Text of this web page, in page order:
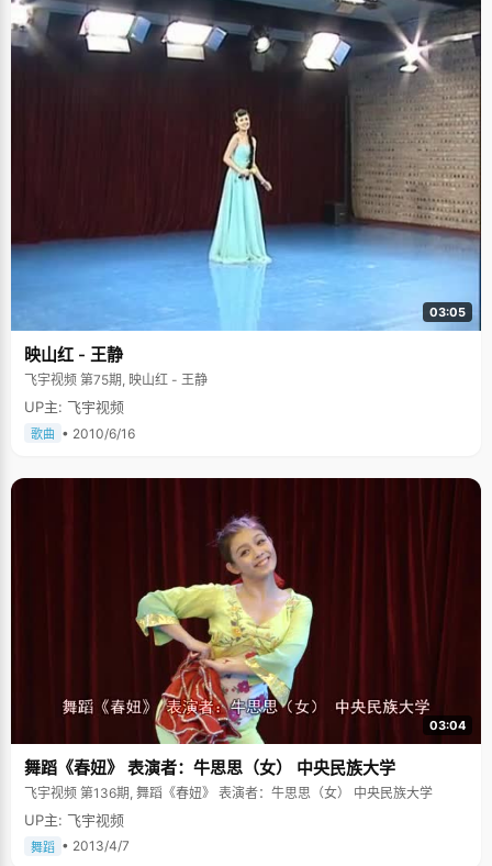
03:05
映山红 - 王静
飞宇视频 第75期, 映山红 - 王静
UP主: 飞宇视频
歌曲 • 2010/6/16
03:04
舞蹈《春妞》 表演者：牛思思（女） 中央民族大学
飞宇视频 第136期, 舞蹈《春妞》 表演者：牛思思（女） 中央民族大学
UP主: 飞宇视频
舞蹈 • 2013/4/7